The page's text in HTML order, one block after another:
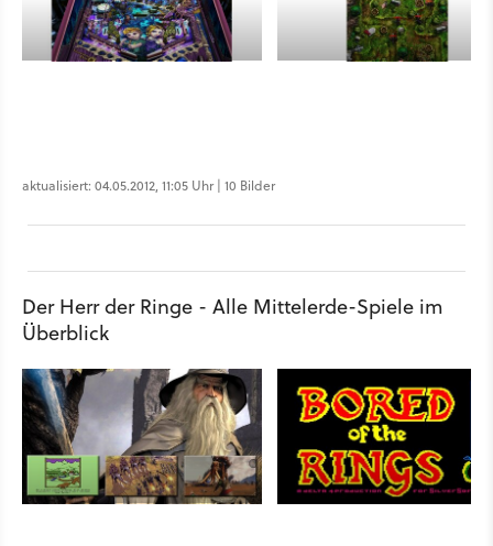
aktualisiert: 04.05.2012, 11:05 Uhr | 10 Bilder
Der Herr der Ringe - Alle Mittelerde-Spiele im
Überblick